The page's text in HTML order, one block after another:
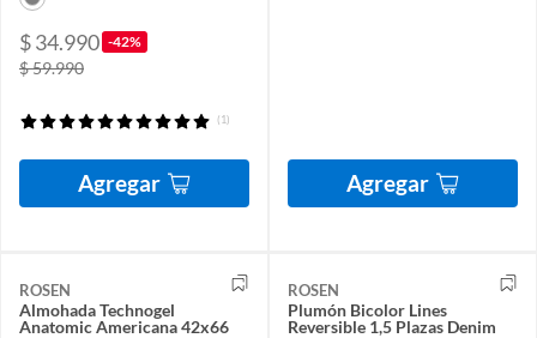
$ 34.990 -42%
$ 59.990
(1)
Agregar Agregar
ROSEN
Almohada Technogel
Anatomic Americana 42x66
ROSEN
Plumón Bicolor Lines
Reversible 1,5 Plazas Denim